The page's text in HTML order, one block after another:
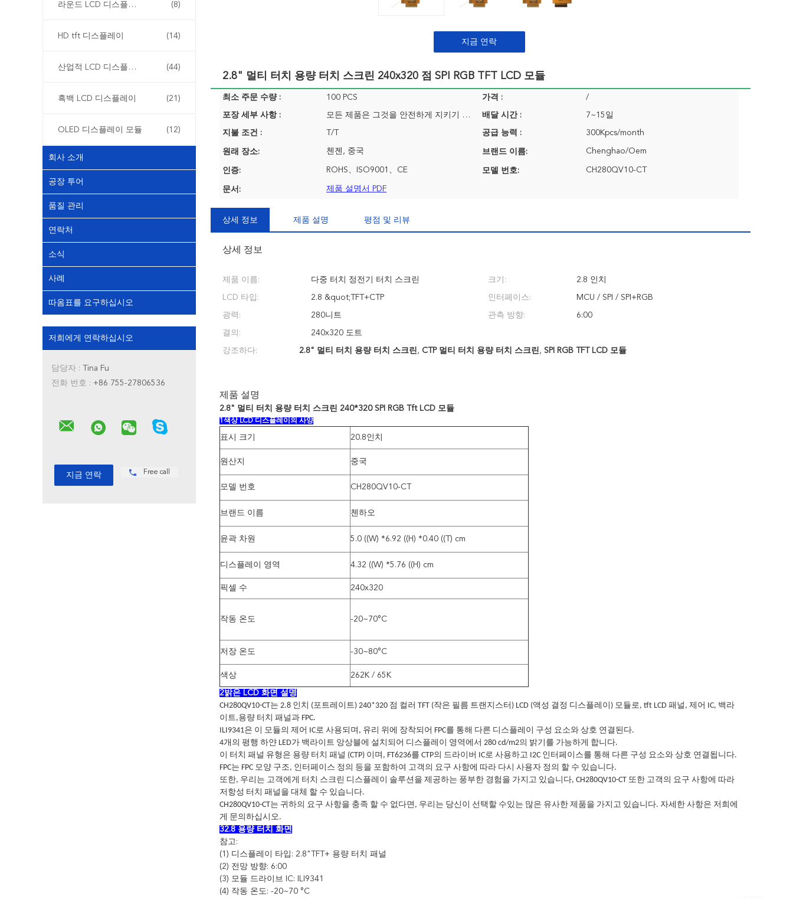
라운드 LCD 디스플레이 (8)
HD tft 디스플레이 (14)
산업적 LCD 디스플레이 (44)
흑백 LCD 디스플레이 (21)
OLED 디스플레이 모듈 (12)
회사 소개
공장 투어
품질 관리
연락처
소식
사례
따옴표를 요구하십시오
저희에게 연락하십시오
담당자 : Tina Fu
전화 번호 : +86 755-27806536
Free call
지금 연락
2.8" 멀티 터치 용량 터치 스크린 240x320 점 SPI RGB TFT LCD 모듈
최소 주문 수량 : 100 PCS 가격 : /
포장 세부 사항 : 모든 제품은 그것을 안전하게 지키기 위한 적합한 방법으로 싸여집니다. 상품의 작은 사이즈를 위해 우리는 트레이 + 통을 사용합니다, 더 큰 크기를 위해 우리가 거품 슬롯 + 통 배달 시간 : 7~15일
지불 조건 : T/T 공급 능력 : 300Kpcs/month
원래 장소: 첸젠, 중국 브랜드 이름: Chenghao/Oem
인증: ROHS、ISO9001、CE 모델 번호: CH280QV10-CT
문서: 제품 설명서 PDF
상세 정보 제품 설명 평점 및 리뷰
상세 정보
제품 이름: 다중 터치 정전기 터치 스크린 크기: 2.8 인치
LCD 타입: 2.8 &quot;TFT+CTP 인터페이스: MCU / SPI / SPI+RGB
광력: 280니트 관측 방향: 6:00
결의: 240x320 도트
강조하다: 2.8" 멀티 터치 용량 터치 스크린, CTP 멀티 터치 용량 터치 스크린, SPI RGB TFT LCD 모듈
제품 설명
2.8" 멀티 터치 용량 터치 스크린 240*320 SPI RGB Tft LCD 모듈
1색상 LCD 디스플레이의 사양
표시 크기 20.8인치
원산지 중국
모델 번호 CH280QV10-CT
브랜드 이름 첸하오
윤곽 차원 5.0 ((W) *6.92 ((H) *0.40 ((T) cm
디스플레이 영역 4.32 ((W) *5.76 ((H) cm
픽셀 수 240x320
작동 온도 -20~70°C
저장 온도 -30~80°C
색상 262K / 65K
2밝은 LCD 화면 설명
CH280QV10-CT는 2.8 인치 (포트레이트) 240*320 점 컬러 TFT (작은 필름 트랜지스터) LCD (액성 결정 디스플레이) 모듈로, tft LCD 패널, 제어 IC, 백라
이트,용량 터치 패널과 FPC.
ILI9341은 이 모듈의 제어 IC로 사용되며, 유리 위에 장착되어 FPC를 통해 다른 디스플레이 구성 요소와 상호 연결된다.
4개의 평행 하얀 LED가 백라이트 앙상블에 설치되어 디스플레이 영역에서 280 cd/m2의 밝기를 가능하게 합니다.
이 터치 패널 유형은 용량 터치 패널 (CTP) 이며, FT6236를 CTP의 드라이버 IC로 사용하고 I2C 인터페이스를 통해 다른 구성 요소와 상호 연결됩니다.
FPC는 FPC 모양 구조, 인터페이스 정의 등을 포함하여 고객의 요구 사항에 따라 다시 사용자 정의 할 수 있습니다.
또한, 우리는 고객에게 터치 스크린 디스플레이 솔루션을 제공하는 풍부한 경험을 가지고 있습니다, CH280QV10-CT 또한 고객의 요구 사항에 따라
저항성 터치 패널을 대체 할 수 있습니다.
CH280QV10-CT는 귀하의 요구 사항을 충족 할 수 없다면, 우리는 당신이 선택할 수있는 많은 유사한 제품을 가지고 있습니다. 자세한 사항은 저희에
게 문의하십시오.
32.8 용량 터치 화면
참고:
(1) 디스플레이 타입: 2.8"TFT+ 용량 터치 패널
(2) 전망 방향: 6:00
(3) 모듈 드라이브 IC: ILI9341
(4) 작동 온도: -20~70 °C